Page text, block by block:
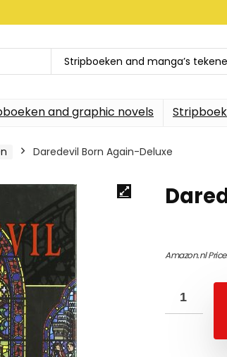
Stripboeken and manga’s
and graphic novels
Daredevil Born Again-Deluxe
Amazon.nl